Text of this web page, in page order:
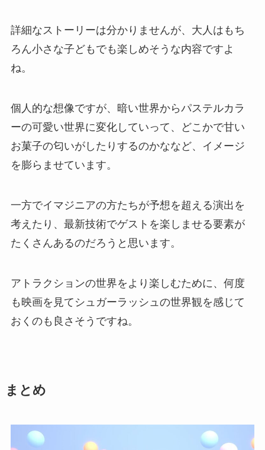
詳細なストーリーは分かりませんが、大人はもち
ろん小さな子どもでも楽しめそうな内容ですよ
ね。
個人的な想像ですが、暗い世界からパステルカラ
ーの可愛い世界に変化していって、どこかで甘い
お菓子の匂いがしたりするのかななど、イメージ
を膨らませています。
一方でイマジニアの方たちが予想を超える演出を
考えたり、最新技術でゲストを楽しませる要素が
たくさんあるのだろうと思います。
アトラクションの世界をより楽しむために、何度
も映画を見てシュガーラッシュの世界観を感じて
おくのも良さそうですね。
まとめ